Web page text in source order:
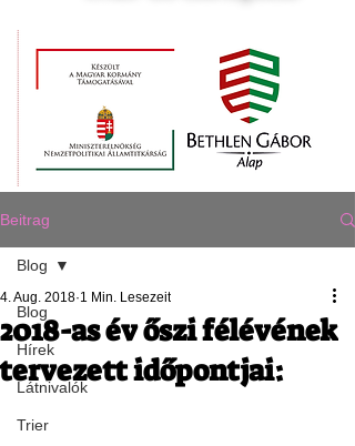
Beitrag
Blog
Hírek
Látnivalók
Trier
Blog
2018-as év őszi félévének
tervezett időpontjai:
4. Aug. 2018 1 Min. Lesezeit